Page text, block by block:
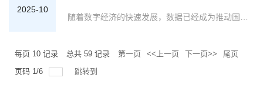
2025-10
每页 10 记录 总共 59 记录 第一页 <<上一页 下一页>>
尾页
页码 1/6 跳转到